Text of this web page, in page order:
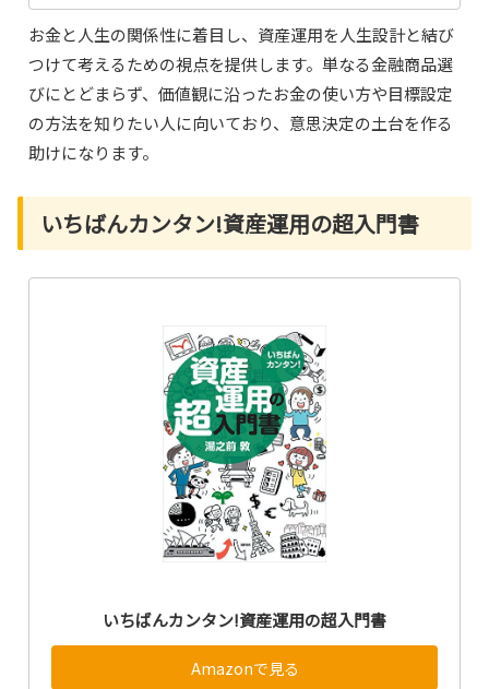
お金と人生の関係性に着目し、資産運用を人生設計と結び
つけて考えるための視点を提供します。単なる金融商品選
びにとどまらず、価値観に沿ったお金の使い方や目標設定
の方法を知りたい人に向いており、意思決定の土台を作る
助けになります。
いちばんカンタン!資産運用の超入門書
いちばんカンタン!資産運用の超入門書
Amazonで見る